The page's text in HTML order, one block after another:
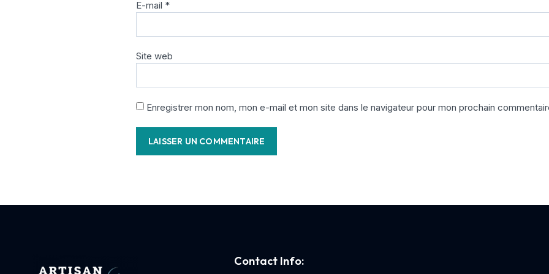
E-mail *
Site web
Enregistrer mon nom, mon e-mail et mon site dans le navigateur pour mon prochain
Contact Info: